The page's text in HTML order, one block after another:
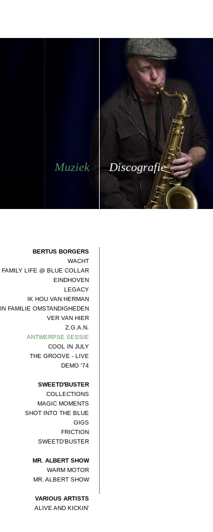
Discografie
Muziek
BERTUS BORGERS
WACHT
FAMILY LIFE @ BLUE COLLAR
EINDHOVEN
LEGACY
IK HOU VAN HERMAN
IN FAMILIE OMSTANDIGHEDEN
VER VAN HIER
Z.G.A.N.
ANTWERPSE SESSIE
COOL IN JULY
THE GROOVE - LIVE
DEMO '74
SWEETD'BUSTER
COLLECTIONS
MAGIC MOMENTS
SHOT INTO THE BLUE
GIGS
FRICTION
SWEETD'BUSTER
MR. ALBERT SHOW
WARM MOTOR
MR. ALBERT SHOW
VARIOUS ARTISTS
ALIVE AND KICKIN'